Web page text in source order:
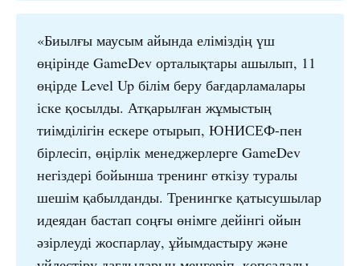
«Биылғы маусым айында еліміздің үш
өңірінде GameDev орталықтары ашылып, 11
өңірде Level Up білім беру бағдарламалары
іске қосылды. Атқарылған жұмыстың
тиімділігін ескере отырып, ЮНИСЕФ-пен
бірлесіп, өңірлік менеджерлерге GameDev
негіздері бойынша тренинг өткізу туралы
шешім қабылданды. Тренингке қатысушылар
идеядан бастап соңғы өнімге дейінгі ойын
әзірлеуді жоспарлау, ұйымдастыру және